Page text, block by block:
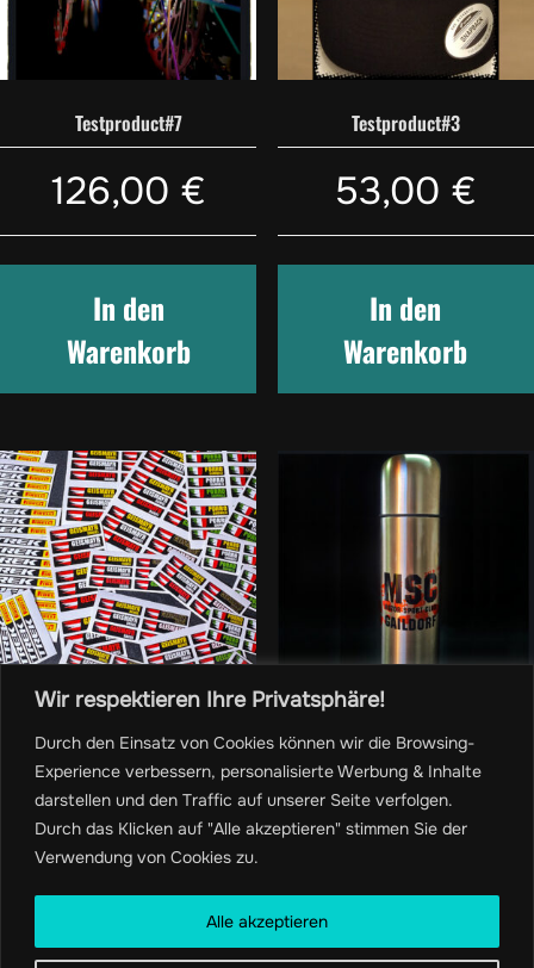
Wir respektieren Ihre Privatsphäre!
Durch den Einsatz von Cookies können wir die Browsing-
Experience verbessern, personalisierte Werbung & Inhalte
darstellen und den Traffic auf unserer Seite verfolgen.
Durch das Klicken auf "Alle akzeptieren" stimmen Sie der
Verwendung von Cookies zu.
Alle akzeptieren
Testproduct#7
126,00 €
In den
Warenkorb
Testproduct#3
53,00 €
In den
Warenkorb
Testproduct#5
53,00€
Testproduct#6
12,00€